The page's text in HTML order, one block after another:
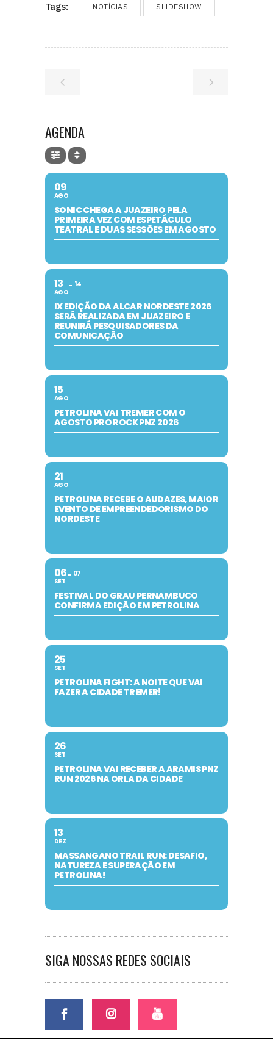
Tags: NOTÍCIAS SLIDESHOW
AGENDA
09
AGO
SONIC CHEGA A JUAZEIRO PELA
PRIMEIRA VEZ COM ESPETÁCULO
TEATRAL E DUAS SESSÕES EM AGOSTO
13
AGO
14
IX EDIÇÃO DA ALCAR NORDESTE 2026
SERÁ REALIZADA EM JUAZEIRO E
REUNIRÁ PESQUISADORES DA
COMUNICAÇÃO
15
AGO
PETROLINA VAI TREMER COM O
AGOSTO PRO ROCK PNZ 2026
21
AGO
PETROLINA RECEBE O AUDAZES, MAIOR
EVENTO DE EMPREENDEDORISMO DO
NORDESTE
06
SET
07
FESTIVAL DO GRAU PERNAMBUCO
CONFIRMA EDIÇÃO EM PETROLINA
25
SET
PETROLINA FIGHT: A NOITE QUE VAI
FAZER A CIDADE TREMER!
26
SET
PETROLINA VAI RECEBER A ARAMIS PNZ
RUN 2026 NA ORLA DA CIDADE
13
DEZ
MASSANGANO TRAIL RUN: DESAFIO,
NATUREZA E SUPERAÇÃO EM
PETROLINA!
SIGA NOSSAS REDES SOCIAIS